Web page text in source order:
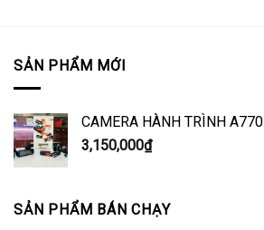
SẢN PHẨM MỚI
CAMERA HÀNH TRÌNH A770
3,150,000₫
SẢN PHẨM BÁN CHẠY